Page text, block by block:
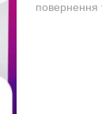
повернення